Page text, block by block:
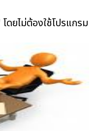
ยไม่ต้องใช้โปรแกรม